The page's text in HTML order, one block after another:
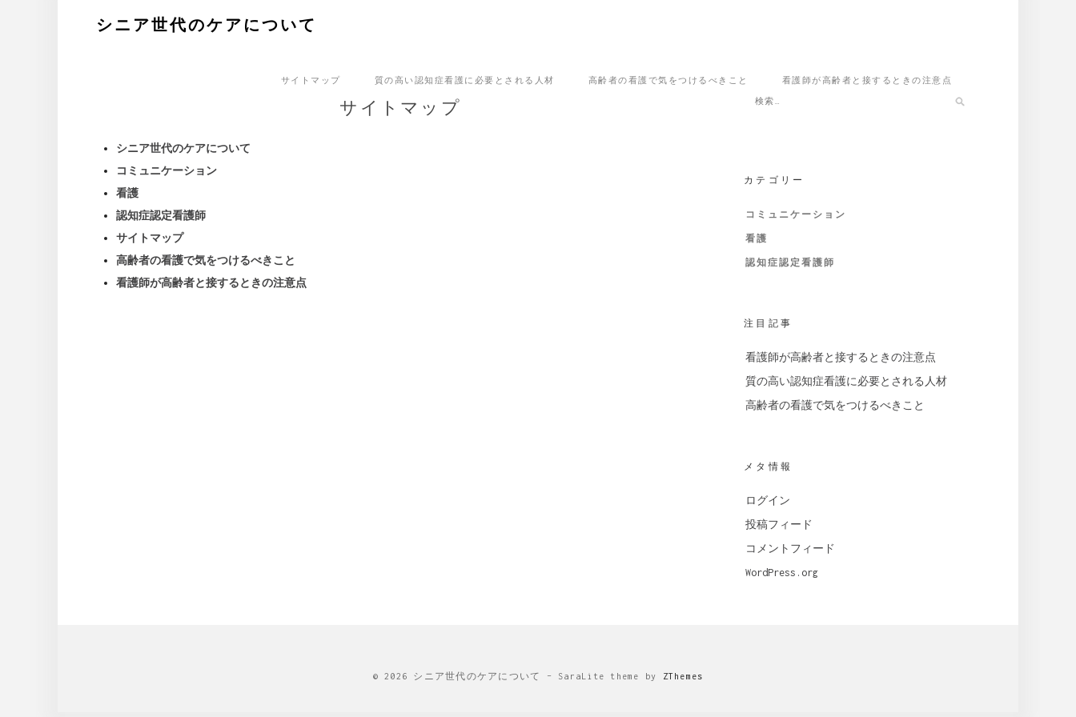
シニア世代のケアについて
サイトマップ 質の高い認知症看護に必要とされる人材 高齢者の看護で気をつけるべきこと 看護師が高齢者と接するときの注意点
サイトマップ
シニア世代のケアについて
コミュニケーション
看護
認知症認定看護師
サイトマップ
高齢者の看護で気をつけるべきこと
看護師が高齢者と接するときの注意点
カテゴリー
コミュニケーション
看護
認知症認定看護師
注目記事
看護師が高齢者と接するときの注意点
質の高い認知症看護に必要とされる人材
高齢者の看護で気をつけるべきこと
メタ情報
ログイン
投稿フィード
コメントフィード
WordPress.org
© 2026 シニア世代のケアについて – SaraLite theme by ZThemes